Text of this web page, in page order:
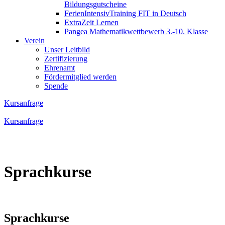
Bildungsgutscheine
FerienIntensivTraining FIT in Deutsch
ExtraZeit Lernen
Pangea Mathematikwettbewerb 3.-10. Klasse
Verein
Unser Leitbild
Zertifizierung
Ehrenamt
Fördermitglied werden
Spende
Kursanfrage
Kursanfrage
Sprachkurse
Sprachkurse